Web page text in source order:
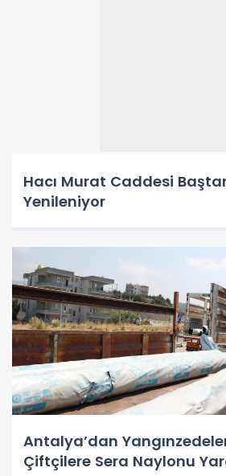
Hacı Murat Caddesi
Yenileniyor
Antalya’dan
Çiftçilere Sera Naylonu